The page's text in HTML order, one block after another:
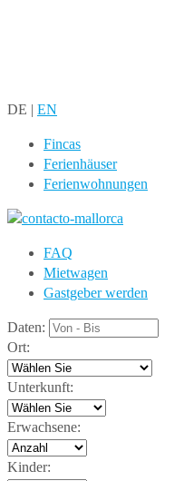
DE | EN
Fincas
Ferienhäuser
Ferienwohnungen
FAQ
Mietwagen
Gastgeber werden
Daten:
Ort:
Unterkunft:
Erwachsene:
Kinder: